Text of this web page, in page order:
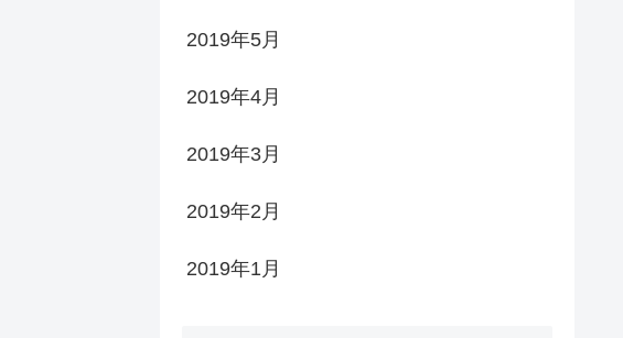
2019年5月
2019年4月
2019年3月
2019年2月
2019年1月